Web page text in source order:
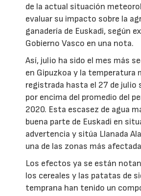
de la actual situación
evaluar su impacto sobre la
ganadería de Euskadi, según
Gobierno Vasco en una nota.
Así, julio ha sido el mes más
en Gipuzkoa y la temperatura
registrada hasta el 27 de julio
por encima del promedio del
2020. Esta escasez de agua
buena parte de Euskadi en
advertencia y sitúa Llanada
una de las zonas más
Los efectos ya se están
los cereales y las patatas de
temprana han tenido un